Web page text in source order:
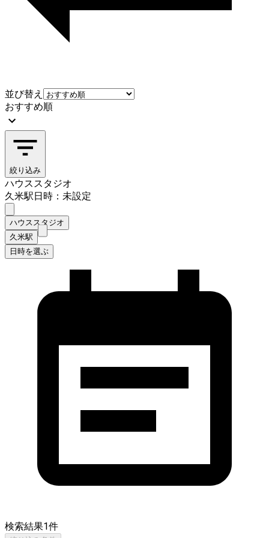
並び替え
おすすめ順
絞り込み
ハウススタジオ
久米駅日時：未設定
ハウススタジオ
久米駅
日時を選ぶ
検索結果1件